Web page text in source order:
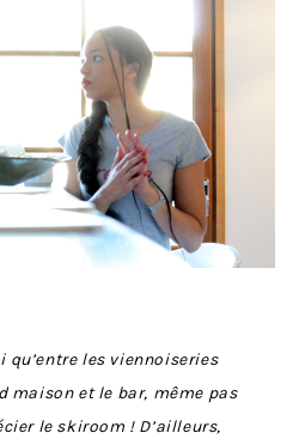
qu’entre les viennoiseries
maison et le bar, même pas
le skiroom ! D’ailleurs,